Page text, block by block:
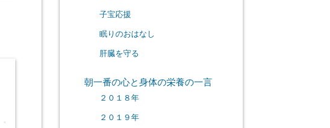
子宝応援
眠りのおはなし
肝臓を守る
朝一番の心と身体の栄養の一言
２０１８年
２０１９年